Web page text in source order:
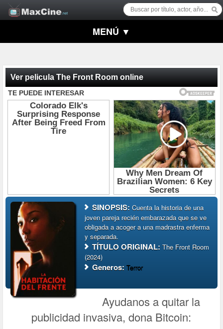
MENÚ ▼
Ver pelicula The Front Room online
SINOPSIS:Cuenta la historia de una
joven pareja recién embarazada que se ve
obligada a acoger a una madrastra enferma
y separada.
TÍTULO ORIGINAL:The Front Room
(2024)
Generos:Terror
Ayudanos a quitar la
publicidad invasiva, dona Bitcoin: